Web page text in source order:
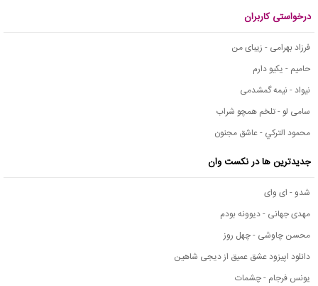
درخواستی کاربران
فرزاد بهرامی - زیبای من
حامیم - یکیو دارم
نیواد - نیمه گمشدمی
سامی لو - تلخم همچو شراب
محمود التركي - عاشق مجنون
جدیدترین ها در نکست وان
شدو - ای وای
مهدی جهانی - دیوونه بودم
محسن چاوشی - چهل روز
دانلود اپیزود عشق عمیق از دیجی شاهین
یونس فرجام - چشمات